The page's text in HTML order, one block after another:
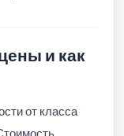
и как
от класса